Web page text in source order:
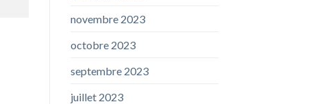
novembre 2023
octobre 2023
septembre 2023
juillet 2023